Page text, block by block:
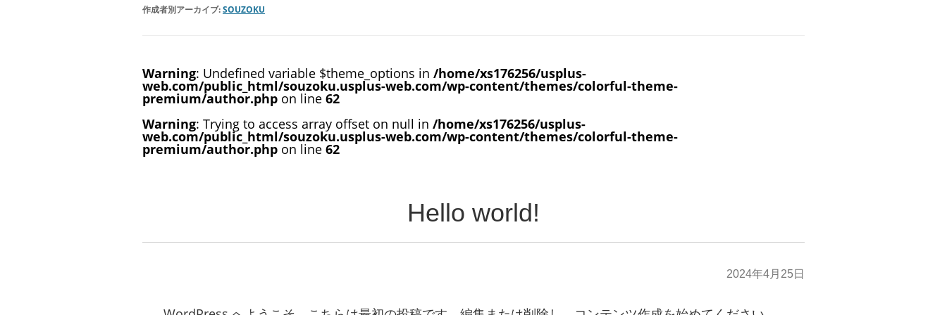
作成者別アーカイブ:SOUZOKU
Warning: Undefined variable $theme_options in /home/xs176256/usplus-
web.com/public_html/souzoku.usplus-web.com/wp-content/themes/colorful-theme-
premium/author.php on line 62
Warning: Trying to access array offset on null in /home/xs176256/usplus-
web.com/public_html/souzoku.usplus-web.com/wp-content/themes/colorful-theme-
premium/author.php on line 62
Hello world!
2024年4月25日